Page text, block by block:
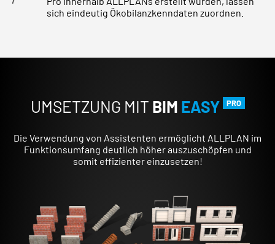
sich eindeutig Ökobilanzkenndaten zuordnen.
UMSETZUNG MIT BIM EASY PRO
Die Verwendung von Assistenten ermöglicht ALLPLAN im
Funktionsumfang deutlich höher auszuschöpfen und
somit effizienter einzusetzen!